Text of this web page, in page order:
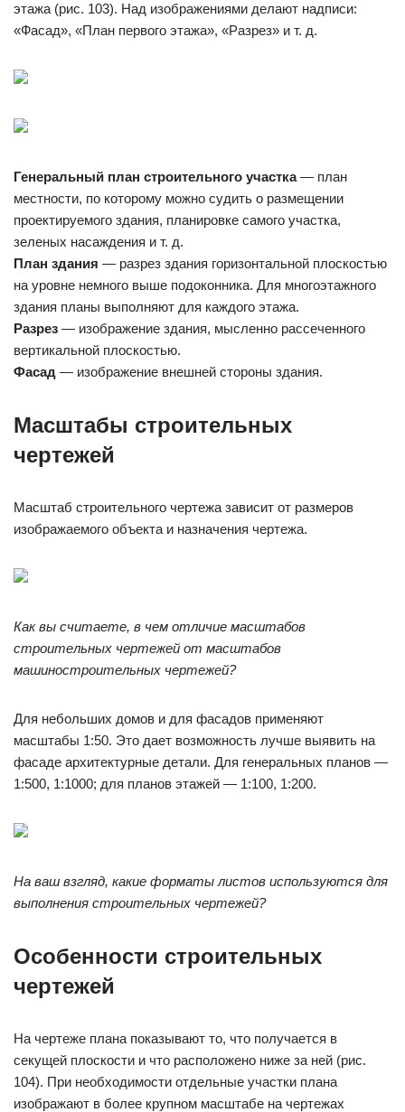
этажа (рис. 103). Над изображениями делают надписи:
«Фасад», «План первого этажа», «Разрез» и т. д.
Генеральный план строительного участка— план
местности, по которому можно судить о размещении
проектируемого здания, планировке самого участка,
зеленых насаждения и т. д.
План здания — разрез здания горизонтальной плоскостью
на уровне немного выше подоконника. Для многоэтажного
здания планы выполняют для каждого этажа.
Разрез — изображение здания, мысленно рассеченного
вертикальной плоскостью.
Фасад — изображение внешней стороны здания.
Масштабы строительных
чертежей
Масштаб строительного чертежа зависит от размеров
изображаемого объекта и назначения чертежа.
Как вы считаете, в чем отличие масштабов
строительных чертежей от масштабов
машиностроительных чертежей?
Для небольших домов и для фасадов применяют
масштабы 1:50. Это дает возможность лучше выявить на
фасаде архитектурные детали. Для генеральных планов —
1:500, 1:1000; для планов этажей — 1:100, 1:200.
На ваш взгляд, какие форматы листов используются для
выполнения строительных чертежей?
Особенности строительных
чертежей
На чертеже плана показывают то, что получается в
секущей плоскости и что расположено ниже за ней (рис.
104). При необходимости отдельные участки плана
изображают в более крупном масштабе на чертежах